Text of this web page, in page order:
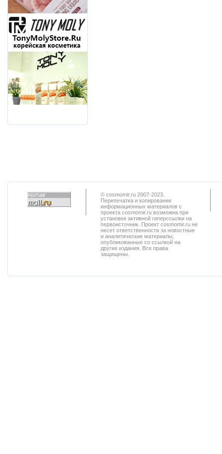
© cosmomir.ru 2007-2023.
Перепечатка и копирование
информационных материалов с
проекта cosmomir.ru возможна при
установке активной гиперссылки на
первоисточник. Проект cosmomir.ru не
несет ответственности за новостные
и аналитические материалы,
опубликованные со ссылкой на
другие издания. Все права
защищены.